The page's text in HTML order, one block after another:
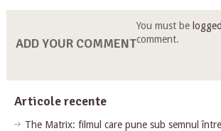
ADD YOUR COMMENT
You must be
comment.
Articole recente
The Matrix: filmul care pune sub semnul